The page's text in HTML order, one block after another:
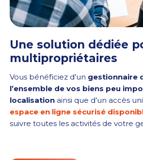
Une solution dédiée
multipropriétaires
Vous bénéficiez d’un gestionnaire
l’ensemble de vos biens peu
localisation ainsi que d’un accès
espace en ligne sécurisé
suivre toutes les activités de votre